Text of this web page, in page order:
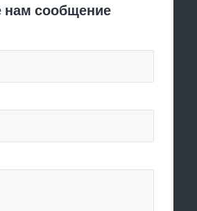
нам сообщение